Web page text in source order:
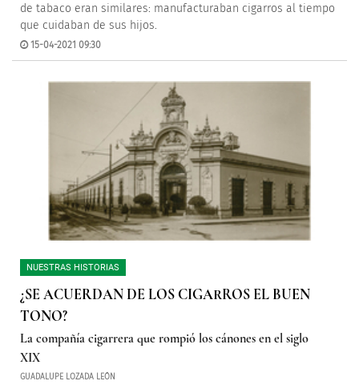
de tabaco eran similares: manufacturaban cigarros al tiempo
que cuidaban de sus hijos.
15-04-2021 09:30
NUESTRAS HISTORIAS
¿SE ACUERDAN DE LOS CIGARROS EL BUEN
TONO?
La compañía cigarrera que rompió los cánones en el siglo
XIX
GUADALUPE LOZADA LEÓN